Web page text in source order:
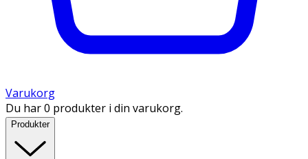
Varukorg
Du har 0 produkter i din varukorg.
Produkter